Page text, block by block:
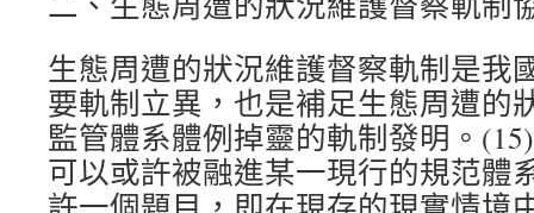
生態周遭的狀況維護督察軌制是我
要軌制立異，也是補足生態周遭的
監管體系體例掉靈的軌制發明。
可以或許被融進某一現行的規范